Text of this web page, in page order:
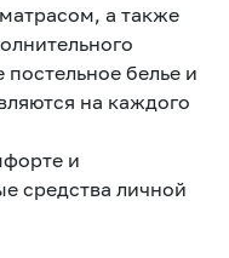
а также
белье и
на каждого
и
средства личной